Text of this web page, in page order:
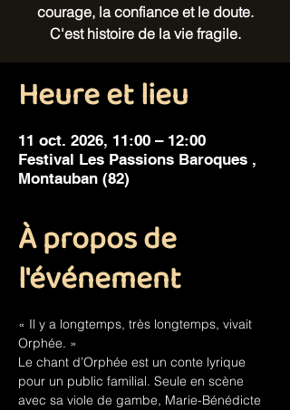
courage, la confiance et le doute.
C'est histoire de la vie fragile.
Heure et lieu
11 oct. 2026, 11:00 – 12:00
Festival Les Passions Baroques ,
Montauban (82)
À propos de
l'événement
« Il y a longtemps, très longtemps, vivait
Orphée. »
Le chant d’Orphée est un conte lyrique
pour un public familial. Seule en scène
avec sa viole de gambe, Marie-Bénédicte